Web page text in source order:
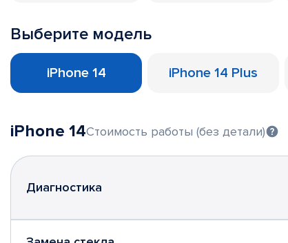
Выберите модель
iPhone 14 iPhone 14 Plus
iPhone 14Стоимость работы (без детали)
Диагностика